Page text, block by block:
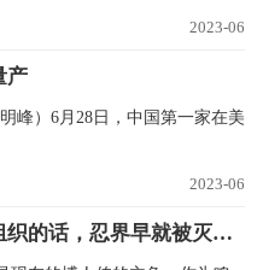
2023-06
产
峰）6月28日，中国第一家在美
2023-06
火影：如果这五个人加入晓组织的话，忍界早就被灭了好几次了！